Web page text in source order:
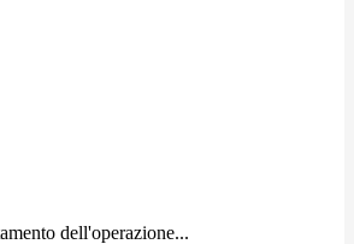
dell'operazione...